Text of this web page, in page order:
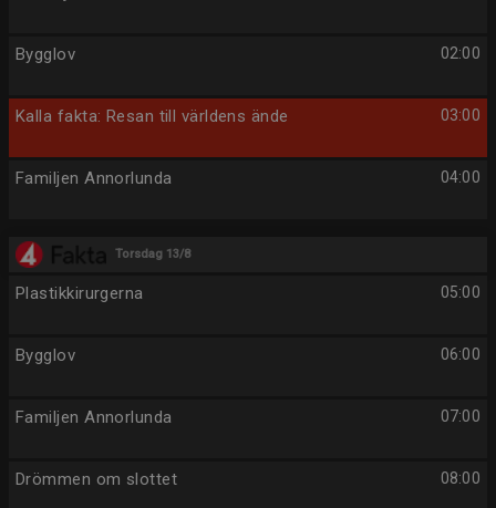
02:00
Bygglov
03:00
Kalla fakta: Resan till världens ände
04:00
Familjen Annorlunda
Torsdag 13/8
05:00
Plastikkirurgerna
06:00
Bygglov
07:00
Familjen Annorlunda
08:00
Drömmen om slottet